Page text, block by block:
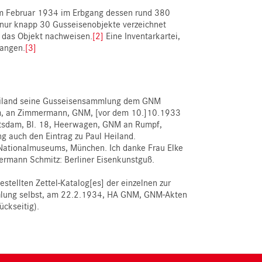
Februar 1934 im Erbgang dessen rund 380
knapp 30 Gusseisenobjekte verzeichnet
Objekt nachweisen.[2] Eine Inventarkartei,
[3]
seine Gusseisensammlung dem GNM
an Zimmermann, GNM, [vor dem 10.]10.1933
Bl. 18, Heerwagen, GNM an Rumpf,
den Eintrag zu Paul Heiland.
München. Ich danke Frau Elke
Schmitz: Berliner Eisenkunstguß.
Zettel-Katalog[es] der einzelnen zur
selbst, am 22.2.1934, HA GNM, GNM-Akten